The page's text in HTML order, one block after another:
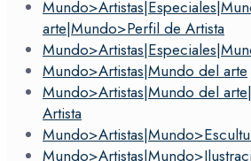
arte|Mundo>Perfil de Artista
Mundo>Artistas|Mundo del arte
Mundo>Artistas|Mundo del
Artista